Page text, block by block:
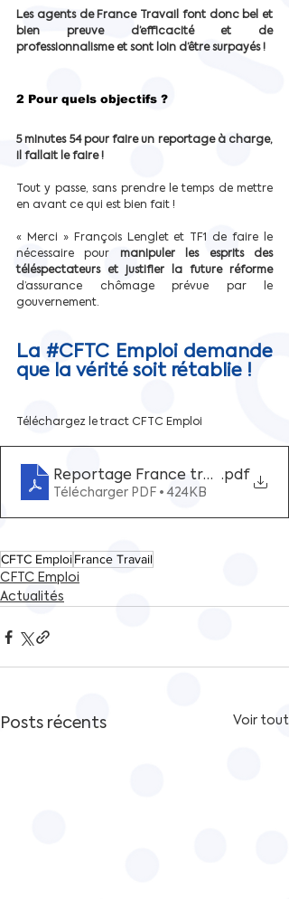
Les agents de France Travail font donc bel et
bien preuve d’efficacité et de
professionnalisme et sont loin d’être surpayés !
2 Pour quels objectifs ?
5 minutes 54 pour faire un reportage à charge,
il fallait le faire !
Tout y passe, sans prendre le temps de mettre
en avant ce qui est bien fait !
« Merci » François Lenglet et TF1 de faire le
nécessaire pour manipuler les esprits des
téléspectateurs et justifier la future réforme
d’assurance chômage prévue par le
gouvernement.
La #CFTC Emploi demande
que la vérité soit rétablie !
Téléchargez le tract CFTC Emploi
Reportage France travail TF1
.pdf
Télécharger PDF • 424KB
CFTC EmploiFrance Travail
CFTC Emploi
Actualités
Posts récents Voir tout